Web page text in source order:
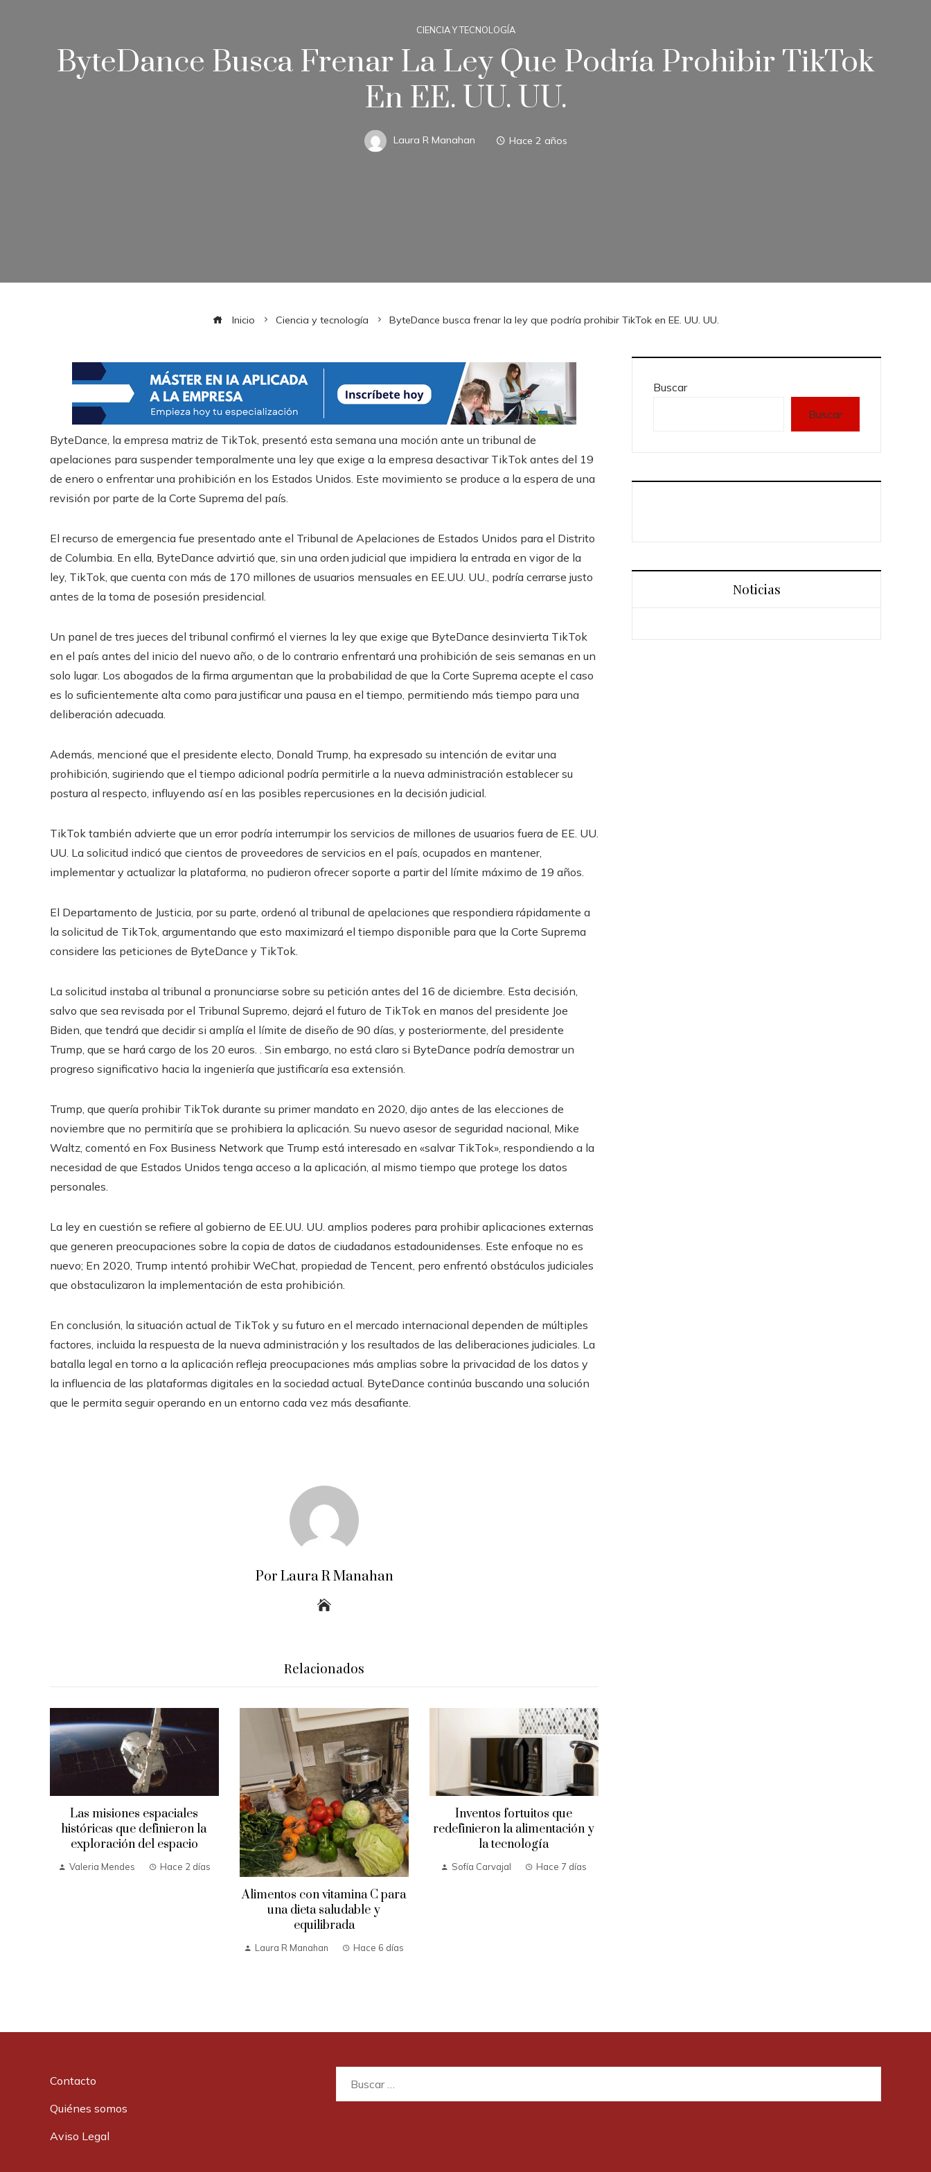
CIENCIA Y TECNOLOGÍA
ByteDance Busca Frenar La Ley Que Podría Prohibir TikTok
En EE. UU. UU.
Laura R Manahan Hace 2 años
Inicio Ciencia y tecnología ByteDance busca frenar la ley que podría prohibir TikTok en EE. UU. UU.
ByteDance, la empresa matriz de TikTok, presentó esta semana una moción ante un tribunal de
apelaciones para suspender temporalmente una ley que exige a la empresa desactivar TikTok antes del 19
de enero o enfrentar una prohibición en los Estados Unidos. Este movimiento se produce a la espera de una
revisión por parte de la Corte Suprema del país.
El recurso de emergencia fue presentado ante el Tribunal de Apelaciones de Estados Unidos para el Distrito
de Columbia. En ella, ByteDance advirtió que, sin una orden judicial que impidiera la entrada en vigor de la
ley, TikTok, que cuenta con más de 170 millones de usuarios mensuales en EE.UU. UU., podría cerrarse justo
antes de la toma de posesión presidencial.
Un panel de tres jueces del tribunal confirmó el viernes la ley que exige que ByteDance desinvierta TikTok
en el país antes del inicio del nuevo año, o de lo contrario enfrentará una prohibición de seis semanas en un
solo lugar. Los abogados de la firma argumentan que la probabilidad de que la Corte Suprema acepte el caso
es lo suficientemente alta como para justificar una pausa en el tiempo, permitiendo más tiempo para una
deliberación adecuada.
Además, mencioné que el presidente electo, Donald Trump, ha expresado su intención de evitar una
prohibición, sugiriendo que el tiempo adicional podría permitirle a la nueva administración establecer su
postura al respecto, influyendo así en las posibles repercusiones en la decisión judicial.
TikTok también advierte que un error podría interrumpir los servicios de millones de usuarios fuera de EE. UU.
UU. La solicitud indicó que cientos de proveedores de servicios en el país, ocupados en mantener,
implementar y actualizar la plataforma, no pudieron ofrecer soporte a partir del límite máximo de 19 años.
El Departamento de Justicia, por su parte, ordenó al tribunal de apelaciones que respondiera rápidamente a
la solicitud de TikTok, argumentando que esto maximizará el tiempo disponible para que la Corte Suprema
considere las peticiones de ByteDance y TikTok.
La solicitud instaba al tribunal a pronunciarse sobre su petición antes del 16 de diciembre. Esta decisión,
salvo que sea revisada por el Tribunal Supremo, dejará el futuro de TikTok en manos del presidente Joe
Biden, que tendrá que decidir si amplía el límite de diseño de 90 días, y posteriormente, del presidente
Trump, que se hará cargo de los 20 euros. . Sin embargo, no está claro si ByteDance podría demostrar un
progreso significativo hacia la ingeniería que justificaría esa extensión.
Trump, que quería prohibir TikTok durante su primer mandato en 2020, dijo antes de las elecciones de
noviembre que no permitiría que se prohibiera la aplicación. Su nuevo asesor de seguridad nacional, Mike
Waltz, comentó en Fox Business Network que Trump está interesado en «salvar TikTok», respondiendo a la
necesidad de que Estados Unidos tenga acceso a la aplicación, al mismo tiempo que protege los datos
personales.
La ley en cuestión se refiere al gobierno de EE.UU. UU. amplios poderes para prohibir aplicaciones externas
que generen preocupaciones sobre la copia de datos de ciudadanos estadounidenses. Este enfoque no es
nuevo; En 2020, Trump intentó prohibir WeChat, propiedad de Tencent, pero enfrentó obstáculos judiciales
que obstaculizaron la implementación de esta prohibición.
En conclusión, la situación actual de TikTok y su futuro en el mercado internacional dependen de múltiples
factores, incluida la respuesta de la nueva administración y los resultados de las deliberaciones judiciales. La
batalla legal en torno a la aplicación refleja preocupaciones más amplias sobre la privacidad de los datos y
la influencia de las plataformas digitales en la sociedad actual. ByteDance continúa buscando una solución
que le permita seguir operando en un entorno cada vez más desafiante.
Por Laura R Manahan
Relacionados
Las misiones espaciales
históricas que definieron la
exploración del espacio
Valeria Mendes Hace 2 días
Alimentos con vitamina C para
una dieta saludable y
equilibrada
Laura R Manahan Hace 6 días
Inventos fortuitos que
redefinieron la alimentación y
la tecnología
Sofía Carvajal Hace 7 días
Buscar
Buscar
Noticias
Contacto
Quiénes somos
Aviso Legal